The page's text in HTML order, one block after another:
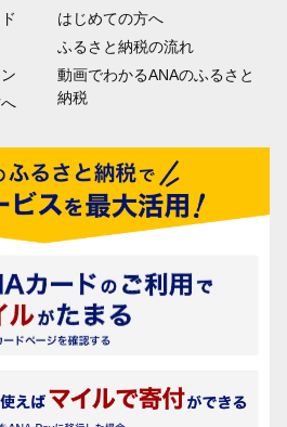
はじめての方へ
ふるさと納税の流れ
動画でわかるANAのふるさと
納税